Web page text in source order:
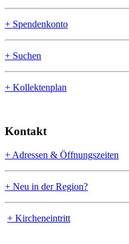
+ Spendenkonto
+ Suchen
+ Kollektenplan
Kontakt
+ Adressen & Öffnungszeiten
+ Neu in der Region?
+ Kircheneintritt